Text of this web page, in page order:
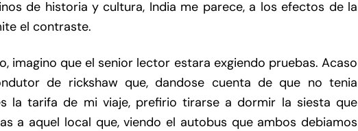
de historia y cultura, India me parece, a los efectos de la
el contraste.
imagino que el senior lector estara exgiendo pruebas. Acaso
de rickshaw que, dandose cuenta de que no tenia
la tarifa de mi viaje, prefirio tirarse a dormir la siesta que
a aquel local que, viendo el autobus que ambos debiamos